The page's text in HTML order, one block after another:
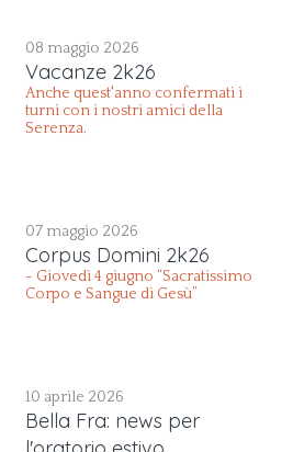
08 maggio 2026
Vacanze 2k26
Anche quest'anno confermati i
turni con i nostri amici della
Serenza.
07 maggio 2026
Corpus Domini 2k26
- Giovedì 4 giugno “Sacratissimo
Corpo e Sangue di Gesù”
10 aprile 2026
Bella Fra: news per